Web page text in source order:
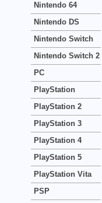
Nintendo 64
Nintendo DS
Nintendo Switch
Nintendo Switch 2
PC
PlayStation
PlayStation 2
PlayStation 3
PlayStation 4
PlayStation 5
PlayStation Vita
PSP